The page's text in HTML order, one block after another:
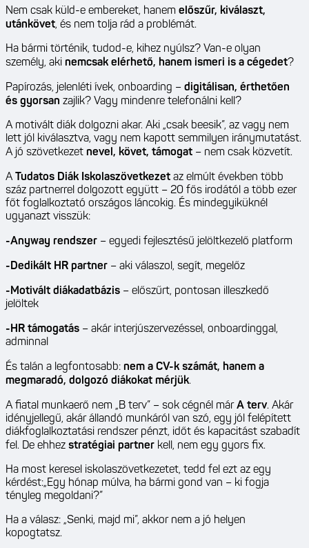
Nem csak küld-e embereket, hanem előszűr, kiválaszt,
utánkövet, és nem tolja rád a problémát.
Ha bármi történik, tudod-e, kihez nyúlsz? Van-e olyan
személy, aki nemcsak elérhető, hanem ismeri is a cégedet?
Papírozás, jelenléti ívek, onboarding – digitálisan, érthetően
és gyorsan zajlik? Vagy mindenre telefonálni kell?
A motivált diák dolgozni akar. Aki „csak beesik”, az vagy nem
lett jól kiválasztva, vagy nem kapott semmilyen iránymutatást.
A jó szövetkezet nevel, követ, támogat – nem csak közvetít.
A Tudatos Diák Iskolaszövetkezet az elmúlt években több
száz partnerrel dolgozott együtt – 20 fős irodától a több ezer
főt foglalkoztató országos láncokig. És mindegyiküknél
ugyanazt visszük:
-Anyway rendszer – egyedi fejlesztésű jelöltkezelő platform
-Dedikált HR partner – aki válaszol, segít, megelőz
-Motivált diákadatbázis – előszűrt, pontosan illeszkedő
jelöltek
-HR támogatás – akár interjúszervezéssel, onboardinggal,
adminnal
És talán a legfontosabb: nem a CV-k számát, hanem a
megmaradó, dolgozó diákokat mérjük.
A fiatal munkaerő nem „B terv” – sok cégnél márA terv. Akár
idényjellegű, akár állandó munkáról van szó, egy jól felépített
diákfoglalkoztatási rendszer pénzt, időt és kapacitást szabadít
fel. De ehhez stratégiai partner kell, nem egy gyors fix.
Ha most keresel iskolaszövetkezetet, tedd fel ezt az egy
kérdést:„Egy hónap múlva, ha bármi gond van – ki fogja
tényleg megoldani?”
Ha a válasz: „Senki, majd mi”, akkor nem a jó helyen
kopogtatsz.